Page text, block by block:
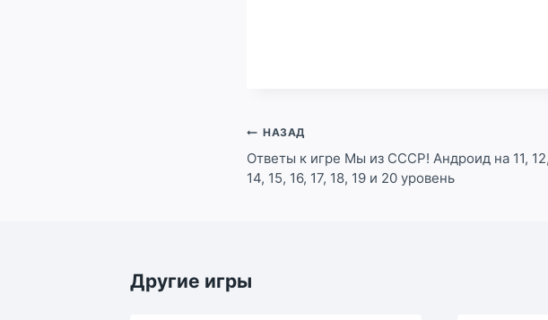
Навигация
по
записям
НАЗАД
Ответы к игре Мы из СССР! Андроид на 11,
14, 15, 16, 17, 18, 19 и 20 уровень
Другие игры